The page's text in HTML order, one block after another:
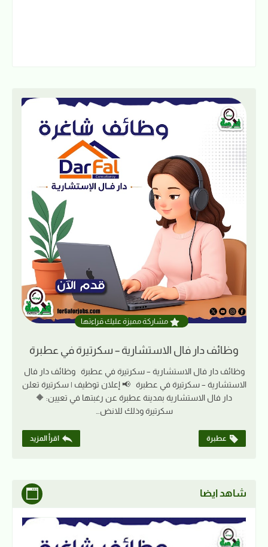
مشاركة مميزة عليك قراءتها
وظائف دار فال الاستشارية – سكرتيرة في عطبرة
وظائف دار فال الاستشارية – سكرتيرة في عطبرة وظائف دار فال
الاستشارية – سكرتيرة في عطبرة 📢 إعلان توظيف | سكرتيرة تعلن
دار فال الاستشارية بمدينة عطبرة عن رغبتها في تعيين: 🔶
سكرتيرة وذلك للانض…
عطبرة اقرأ المزيد
شاهد ايضا